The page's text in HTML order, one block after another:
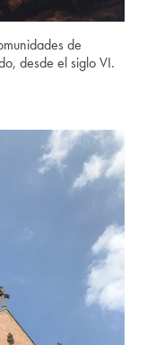
de
desde el siglo VI.